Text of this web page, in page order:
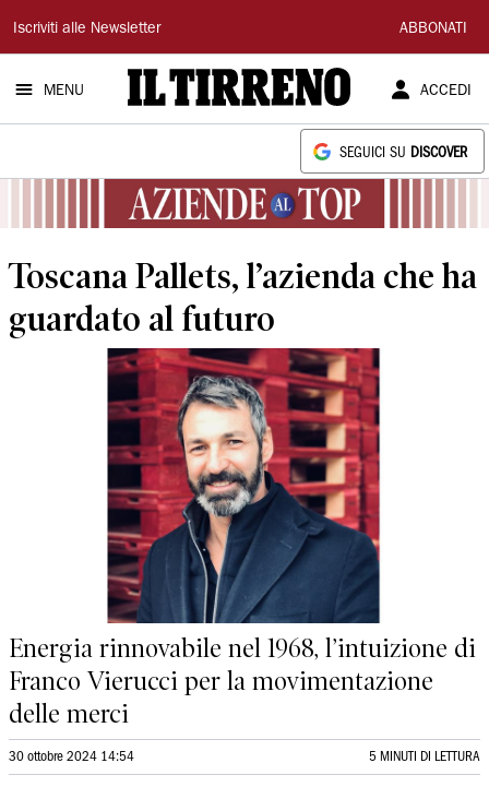
Il
Tirreno
Iscriviti alle Newsletter ABBONATI
MENU ACCEDI
SEGUICI SU DISCOVER
Toscana Pallets, l’azienda che ha
guardato al futuro
Energia rinnovabile nel 1968, l’intuizione di
Franco Vierucci per la movimentazione
delle merci
30 ottobre 2024 14:54 5 MINUTI DI LETTURA